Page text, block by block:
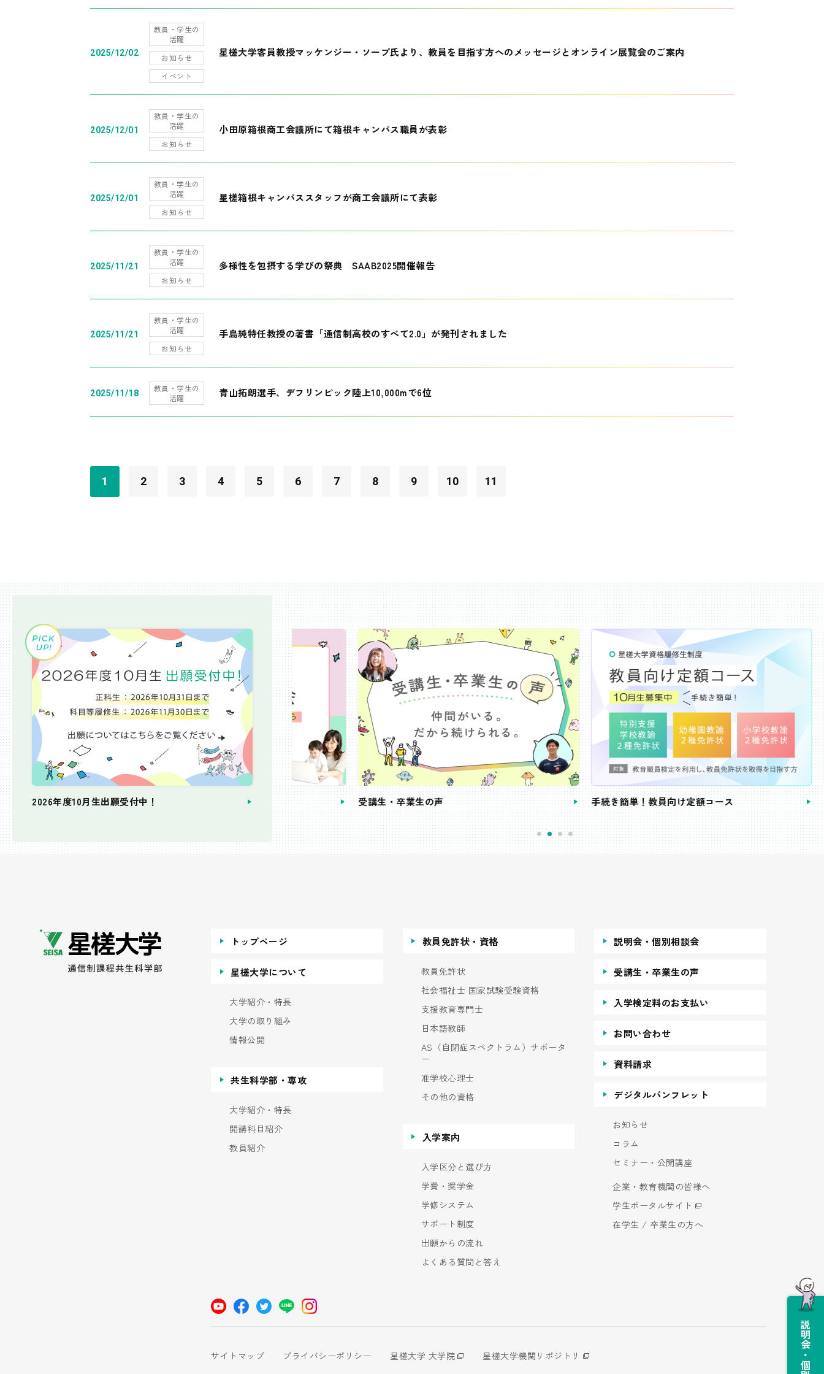
2025/12/02
教員・学生の
活躍
お知らせ
イベント
星槎大学客員教授マッケンジー・ソープ氏より、教員を目指す方へのメッセージとオンライン展覧会のご案内
2025/12/01
教員・学生の
活躍
お知らせ
小田原箱根商工会議所にて箱根キャンパス職員が表彰
2025/12/01
教員・学生の
活躍
お知らせ
星槎箱根キャンパススタッフが商工会議所にて表彰
2025/11/21
教員・学生の
活躍
お知らせ
多様性を包摂する学びの祭典 SAAB2025開催報告
2025/11/21
教員・学生の
活躍
お知らせ
手島純特任教授の著書「通信制高校のすべて2.0」が発刊されました
2025/11/18
教員・学生の
活躍
青山拓朗選手、デフリンピック陸上10,000mで6位
1 2 3 4 5 6 7 8 9 10 11
2026年度10月生出願受付中！
個別相談会 受講生・卒業生の声 手続き簡単！教員向け定額コース 教員免許状が
トップページ
星槎大学について
大学紹介・特長
大学の取り組み
情報公開
共生科学部・専攻
大学紹介・特長
開講科目紹介
教員紹介
教員免許状・資格
教員免許状
社会福祉士 国家試験受験資格
支援教育専門士
日本語教師
AS（自閉症スペクトラム）サポータ
ー
准学校心理士
その他の資格
入学案内
入学区分と選び方
学費・奨学金
学修システム
サポート制度
出願からの流れ
よくある質問と答え
説明会・個別相談会
受講生・卒業生の声
入学検定料のお支払い
お問い合わせ
資料請求
デジタルパンフレット
お知らせ
コラム
セミナー・公開講座
企業・教育機関の皆様へ
学生ポータルサイト
在学生 / 卒業生の方へ
サイトマップ プライバシーポリシー 星槎大学 大学院
星槎大学機関リポジトリ